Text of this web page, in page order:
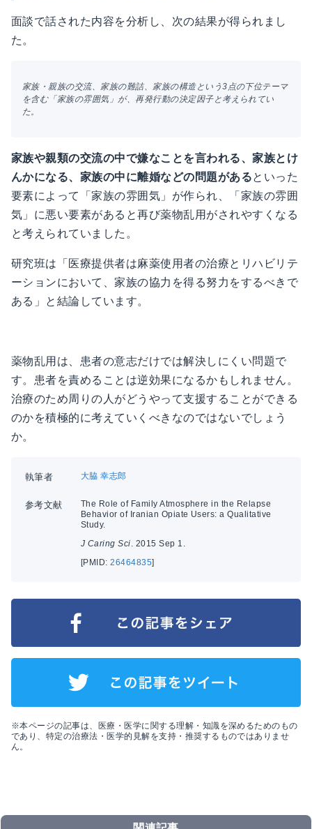
面談で話された内容を分析し、次の結果が得られまし
た。
家族・親族の交流、家族の難詰、家族の構造という3点の下位テーマ
を含む「家族の雰囲気」が、再発行動の決定因子と考えられてい
た。
家族や親類の交流の中で嫌なことを言われる、家族とけ
んかになる、家族の中に離婚などの問題があるといった
要素によって「家族の雰囲気」が作られ、「家族の雰囲
気」に悪い要素があると再び薬物乱用がされやすくなる
と考えられていました。
研究班は「医療提供者は麻薬使用者の治療とリハビリテ
ーションにおいて、家族の協力を得る努力をするべきで
ある」と結論しています。
薬物乱用は、患者の意志だけでは解決しにくい問題で
す。患者を責めることは逆効果になるかもしれません。
治療のため周りの人がどうやって支援することができる
のかを積極的に考えていくべきなのではないでしょう
か。
執筆者 大脇 幸志郎
参考文献
The Role of Family Atmosphere in the Relapse
Behavior of Iranian Opiate Users: a Qualitative
Study.
J Caring Sci . 2015 Sep 1.
[PMID:26464835]
※本ページの記事は、医療・医学に関する理解・知識を深めるためのもの
であり、特定の治療法・医学的見解を支持・推奨するものではありませ
ん。